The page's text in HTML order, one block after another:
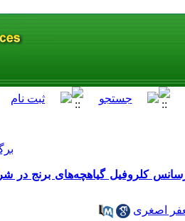
کلروفیل گیاهچه‌های برنج در
اصغری